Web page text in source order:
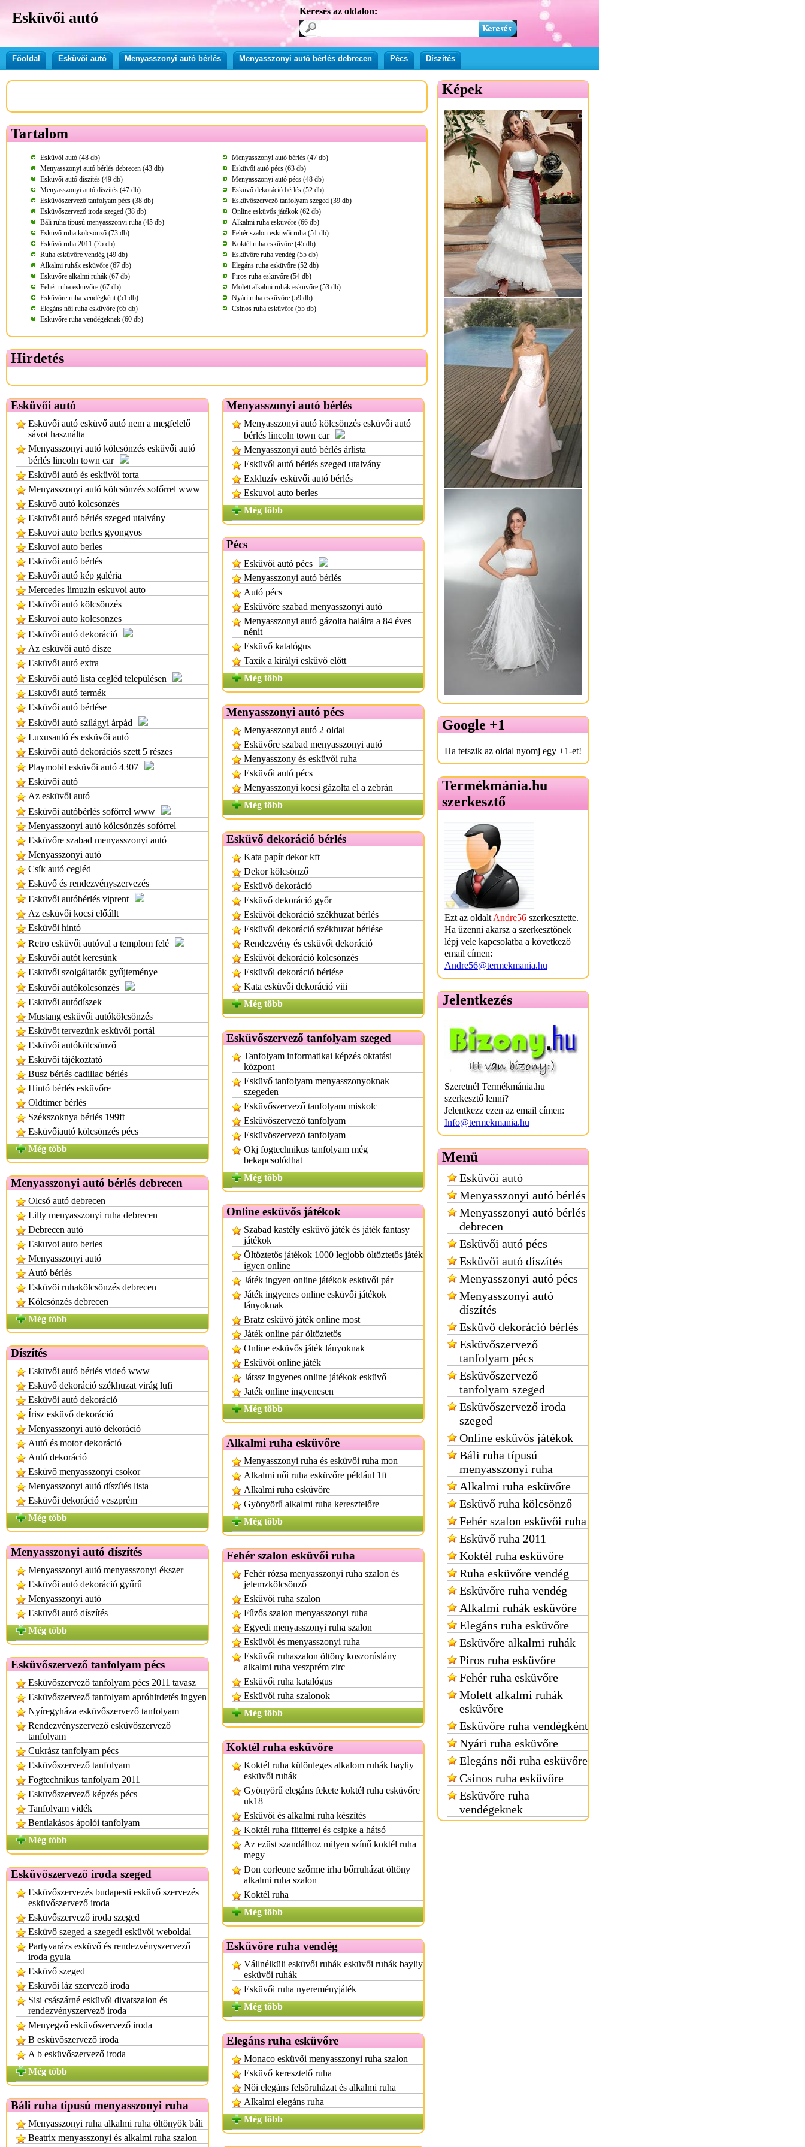
Esküvői autó Keresés az oldalon:
Főoldal Esküvői autó Menyasszonyi autó bérlés Menyasszonyi autó bérlés debrecen Pécs Díszítés
Tartalom
Esküvői autó (48 db)
Menyasszonyi autó bérlés (47 db)
Menyasszonyi autó bérlés debrecen (43 db)
Esküvői autó pécs (63 db)
Esküvői autó díszítés (49 db)
Menyasszonyi autó pécs (48 db)
Menyasszonyi autó díszítés (47 db)
Esküvő dekoráció bérlés (52 db)
Esküvőszervező tanfolyam pécs (38 db)
Esküvőszervező tanfolyam szeged (39 db)
Esküvőszervező iroda szeged (38 db)
Online esküvős játékok (62 db)
Báli ruha típusú menyasszonyi ruha (45 db)
Alkalmi ruha esküvőre (66 db)
Esküvő ruha kölcsönző (73 db)
Fehér szalon esküvői ruha (51 db)
Esküvő ruha 2011 (75 db)
Koktél ruha esküvőre (45 db)
Ruha esküvőre vendég (49 db)
Esküvőre ruha vendég (55 db)
Alkalmi ruhák esküvőre (67 db)
Elegáns ruha esküvőre (52 db)
Esküvőre alkalmi ruhák (67 db)
Piros ruha esküvőre (54 db)
Fehér ruha esküvőre (67 db)
Molett alkalmi ruhák esküvőre (53 db)
Esküvőre ruha vendégként (51 db)
Nyári ruha esküvőre (59 db)
Elegáns női ruha esküvőre (65 db)
Csinos ruha esküvőre (55 db)
Esküvőre ruha vendégeknek (60 db)
Hirdetés
Esküvői autó
Esküvői autó esküvő autó nem a megfelelő
sávot használta
Menyasszonyi autó kölcsönzés esküvői autó
bérlés lincoln town car
Esküvői autó és esküvői torta
Menyasszonyi autó kölcsönzés sofőrrel www
Esküvő autó kölcsönzés
Esküvői autó bérlés szeged utalvány
Eskuvoi auto berles gyongyos
Eskuvoi auto berles
Esküvői autó bérlés
Esküvői autó kép galéria
Mercedes limuzin eskuvoi auto
Esküvői autó kölcsönzés
Eskuvoi auto kolcsonzes
Esküvői autó dekoráció
Az esküvői autó dísze
Esküvői autó extra
Esküvői autó lista cegléd településen
Esküvői autó termék
Esküvői autó bérlése
Esküvői autó szilágyi árpád
Luxusautó és esküvői autó
Esküvői autó dekorációs szett 5 részes
Playmobil esküvői autó 4307
Esküvői autó
Az esküvői autó
Esküvői autóbérlés sofőrrel www
Menyasszonyi autó kölcsönzés sofórrel
Esküvőre szabad menyasszonyi autó
Menyasszonyi autó
Csík autó cegléd
Esküvő és rendezvényszervezés
Esküvői autóbérlés viprent
Az esküvői kocsi előállt
Esküvői hintó
Retro esküvői autóval a templom felé
Esküvői autót keresünk
Esküvői szolgáltatók gyűjteménye
Esküvői autókölcsönzés
Esküvői autódíszek
Mustang esküvői autókölcsönzés
Esküvőt tervezünk esküvői portál
Esküvői autókölcsönző
Esküvői tájékoztató
Busz bérlés cadillac bérlés
Hintó bérlés esküvőre
Oldtimer bérlés
Székszoknya bérlés 199ft
Esküvőiautó kölcsönzés pécs
Még több
Menyasszonyi autó bérlés debrecen
Olcsó autó debrecen
Lilly menyasszonyi ruha debrecen
Debrecen autó
Eskuvoi auto berles
Menyasszonyi autó
Autó bérlés
Esküvöi ruhakölcsönzés debrecen
Kölcsönzés debrecen
Még több
Díszítés
Esküvői autó bérlés videó www
Esküvő dekoráció székhuzat virág lufi
Esküvői autó dekoráció
Írisz esküvő dekoráció
Menyasszonyi autó dekoráció
Autó és motor dekoráció
Autó dekoráció
Esküvő menyasszonyi csokor
Menyasszonyi autó díszítés lista
Esküvői dekoráció veszprém
Még több
Menyasszonyi autó díszítés
Menyasszonyi autó menyasszonyi ékszer
Esküvői autó dekoráció gyűrű
Menyasszonyi autó
Esküvői autó díszítés
Még több
Esküvőszervező tanfolyam pécs
Esküvőszervező tanfolyam pécs 2011 tavasz
Esküvőszervező tanfolyam apróhirdetés ingyen
Nyíregyháza esküvőszervező tanfolyam
Rendezvényszervező esküvőszervező
tanfolyam
Cukrász tanfolyam pécs
Esküvőszervező tanfolyam
Fogtechnikus tanfolyam 2011
Esküvőszervező képzés pécs
Tanfolyam vidék
Bentlakásos ápolói tanfolyam
Még több
Esküvőszervező iroda szeged
Esküvőszervezés budapesti esküvő szervezés
esküvőszervező iroda
Esküvőszervező iroda szeged
Esküvő szeged a szegedi esküvői weboldal
Partyvarázs esküvő és rendezvényszervező
iroda gyula
Esküvő szeged
Esküvői láz szervező iroda
Sisi császárné esküvői divatszalon és
rendezvényszervező iroda
Menyegző esküvőszervező iroda
B esküvőszervező iroda
A b esküvőszervező iroda
Még több
Báli ruha típusú menyasszonyi ruha
Menyasszonyi ruha alkalmi ruha öltönyök báli
Beatrix menyasszonyi és alkalmi ruha szalon
Menyasszonyi autó bérlés
Menyasszonyi autó kölcsönzés esküvői autó
bérlés lincoln town car
Menyasszonyi autó bérlés árlista
Esküvői autó bérlés szeged utalvány
Exkluzív esküvői autó bérlés
Eskuvoi auto berles
Még több
Pécs
Esküvői autó pécs
Menyasszonyi autó bérlés
Autó pécs
Esküvőre szabad menyasszonyi autó
Menyasszonyi autó gázolta halálra a 84 éves
nénit
Esküvő katalógus
Taxik a királyi esküvő előtt
Még több
Menyasszonyi autó pécs
Menyasszonyi autó 2 oldal
Esküvőre szabad menyasszonyi autó
Menyasszony és esküvői ruha
Esküvői autó pécs
Menyasszonyi kocsi gázolta el a zebrán
Még több
Esküvő dekoráció bérlés
Kata papír dekor kft
Dekor kölcsönző
Esküvő dekoráció
Esküvő dekoráció győr
Esküvői dekoráció székhuzat bérlés
Esküvői dekoráció székhuzat bérlése
Rendezvény és esküvői dekoráció
Esküvői dekoráció kölcsönzés
Esküvői dekoráció bérlése
Kata esküvői dekoráció viii
Még több
Esküvőszervező tanfolyam szeged
Tanfolyam informatikai képzés oktatási
központ
Esküvő tanfolyam menyasszonyoknak
szegeden
Esküvőszervező tanfolyam miskolc
Esküvőszervező tanfolyam
Esküvöszervezö tanfolyam
Okj fogtechnikus tanfolyam még
bekapcsolódhat
Még több
Online esküvős játékok
Szabad kastély esküvő játék és játék fantasy
játékok
Öltöztetős játékok 1000 legjobb öltöztetős játék
igyen online
Játék ingyen online játékok esküvői pár
Játék ingyenes online esküvői játékok
lányoknak
Bratz esküvő játék online most
Játék online pár öltöztetős
Online esküvős játék lányoknak
Esküvői online játék
Játssz ingyenes online játékok esküvő
Jaték online ingyenesen
Még több
Alkalmi ruha esküvőre
Menyasszonyi ruha és esküvői ruha mon
Alkalmi női ruha esküvőre például 1ft
Alkalmi ruha esküvőre
Gyönyörű alkalmi ruha keresztelőre
Még több
Fehér szalon esküvői ruha
Fehér rózsa menyasszonyi ruha szalon és
jelemzkölcsönző
Esküvői ruha szalon
Fűzős szalon menyasszonyi ruha
Egyedi menyasszonyi ruha szalon
Esküvői és menyasszonyi ruha
Esküvői ruhaszalon öltöny koszorúslány
alkalmi ruha veszprém zirc
Esküvői ruha katalógus
Esküvői ruha szalonok
Még több
Koktél ruha esküvőre
Koktél ruha különleges alkalom ruhák bayliy
esküvői ruhák
Gyönyörű elegáns fekete koktél ruha esküvőre
uk18
Esküvői és alkalmi ruha készítés
Koktél ruha flitterrel és csipke a hátsó
Az ezüst szandálhoz milyen színű koktél ruha
megy
Don corleone szőrme irha bőrruházat öltöny
alkalmi ruha szalon
Koktél ruha
Még több
Esküvőre ruha vendég
Vállnélküli esküvői ruhák esküvői ruhák bayliy
esküvői ruhák
Esküvői ruha nyereményjáték
Még több
Elegáns ruha esküvőre
Monaco esküvői menyasszonyi ruha szalon
Esküvő keresztelő ruha
Női elegáns felsőruházat és alkalmi ruha
Alkalmi elegáns ruha
Még több
Képek
Google +1
Ha tetszik az oldal nyomj egy +1-et!
Termékmánia.hu
szerkesztő
Ezt az oldalt Andre56 szerkesztette.
Ha üzenni akarsz a szerkesztőnek
lépj vele kapcsolatba a következő
email címen:
Andre56@termekmania.hu
Jelentkezés
Szeretnél Termékmánia.hu
szerkesztő lenni?
Jelentkezz ezen az email címen:
Info@termekmania.hu
Menü
Esküvői autó
Menyasszonyi autó bérlés
Menyasszonyi autó bérlés
debrecen
Esküvői autó pécs
Esküvői autó díszítés
Menyasszonyi autó pécs
Menyasszonyi autó
díszítés
Esküvő dekoráció bérlés
Esküvőszervező
tanfolyam pécs
Esküvőszervező
tanfolyam szeged
Esküvőszervező iroda
szeged
Online esküvős játékok
Báli ruha típusú
menyasszonyi ruha
Alkalmi ruha esküvőre
Esküvő ruha kölcsönző
Fehér szalon esküvői ruha
Esküvő ruha 2011
Koktél ruha esküvőre
Ruha esküvőre vendég
Esküvőre ruha vendég
Alkalmi ruhák esküvőre
Elegáns ruha esküvőre
Esküvőre alkalmi ruhák
Piros ruha esküvőre
Fehér ruha esküvőre
Molett alkalmi ruhák
esküvőre
Esküvőre ruha vendégként
Nyári ruha esküvőre
Elegáns női ruha esküvőre
Csinos ruha esküvőre
Esküvőre ruha
vendégeknek